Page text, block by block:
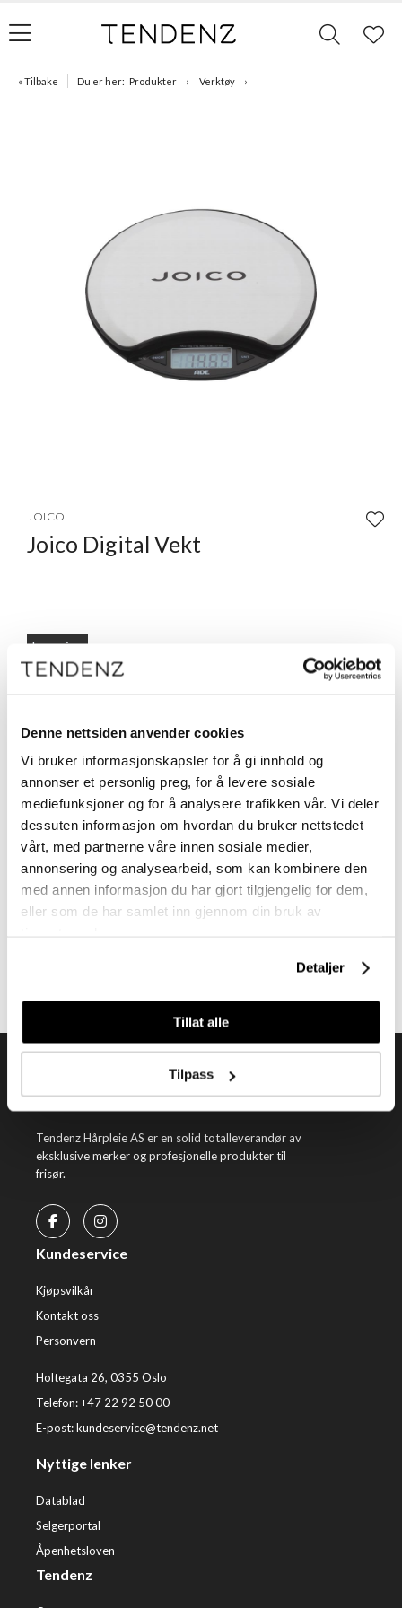
Denne nettsiden anvender cookies
Vi bruker informasjonskapsler for å gi innhold og
annonser et personlig preg, for å levere sosiale
mediefunksjoner og for å analysere trafikken vår. Vi deler
dessuten informasjon om hvordan du bruker nettstedet
vårt, med partnerne våre innen sosiale medier,
annonsering og analysearbeid, som kan kombinere den
med annen informasjon du har gjort tilgjengelig for dem,
eller som de har samlet inn gjennom din bruk av
Detaljer
Tillat alle
Tilpass
« Tilbake Du er her: Produkter Verktøy
of
JOICO
Joico Digital Vekt
Logg inn
Beskrivelse
Meld deg på vårt nyhetsbrev
Få nyheter, kampanjer og inspirasjon fra oss rett til din innboks
Tendenz Hårpleie AS er en solid totalleverandør av
eksklusive merker og profesjonelle produkter til
frisør.
Kundeservice
Kjøpsvilkår
Kontakt oss
Personvern
Holtegata 26, 0355 Oslo
Telefon: +47 22 92 50 00
E-post:kundeservice@tendenz.net
Nyttige lenker
Datablad
Selgerportal
Åpenhetsloven
Tendenz